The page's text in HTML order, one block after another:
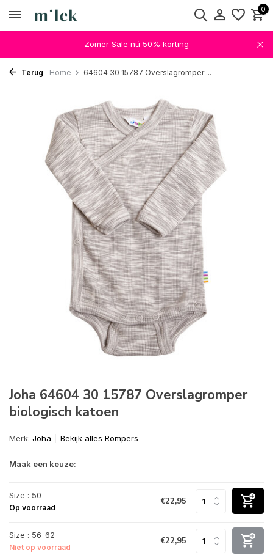
0
Zomer Sale nú 50% korting
Terug Home 64604 30 15787 Overslagromper ...
Joha 64604 30 15787 Overslagromper
biologisch katoen
Merk: Joha Bekijk alles Rompers
Maak een keuze:
Size : 50
Op voorraad
€22,95
Size : 56-62
Niet op voorraad
€22,95